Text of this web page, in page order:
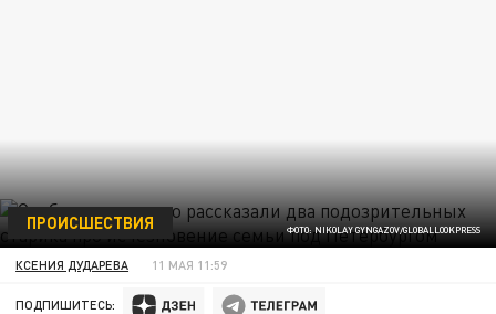
ФОТО: NIKOLAY GYNGAZOV/GLOBALLOOKPRESS
ПРОИСШЕСТВИЯ
КСЕНИЯ ДУДАРЕВА 11 МАЯ 11:59
ПОДПИШИТЕСЬ: